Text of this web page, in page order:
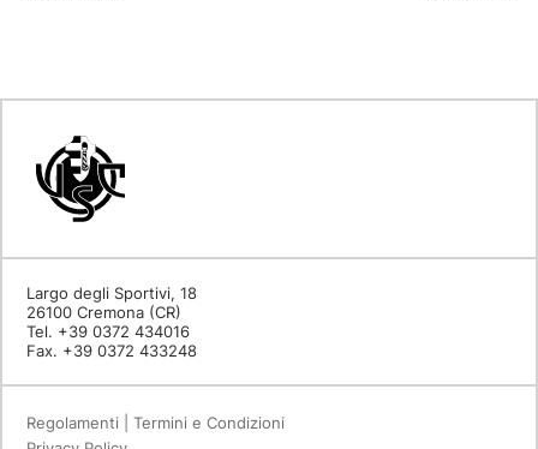
Largo degli Sportivi, 18
26100 Cremona (CR)
Tel. +39 0372 434016
Fax. +39 0372 433248
Regolamenti | Termini e Condizioni